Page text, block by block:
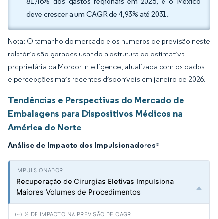
deve crescer a um CAGR de 4,93% até 2031.
Nota: O tamanho do mercado e os números de previsão neste
relatório são gerados usando a estrutura de estimativa
proprietária da Mordor Intelligence, atualizada com os dados
e percepções mais recentes disponíveis em janeiro de 2026.
Tendências e Perspectivas do Mercado de
Embalagens para Dispositivos Médicos na
América do Norte
Análise de Impacto dos Impulsionadores*
Recuperação de Cirurgias Eletivas Impulsiona
Maiores Volumes de Procedimentos